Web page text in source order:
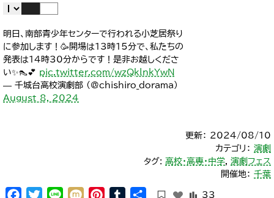
明日、南部青少年センターで行われる小芝居祭り
に参加します！🥳開場は13時15分で、私たちの
発表は14時30分からです！是非お越しくださ
い✨️👠💕 pic.twitter.com/wzQklnkYwN
— 千城台高校演劇部 (@chishiro_dorama)
August 8, 2024
更新： 2024/08/10
カテゴリ： 演劇
タグ: 高校・高専・中学, 演劇フェス
開催地： 千葉
Facebook
Twitter
Line Mixi Pinterest
Tumblr 33